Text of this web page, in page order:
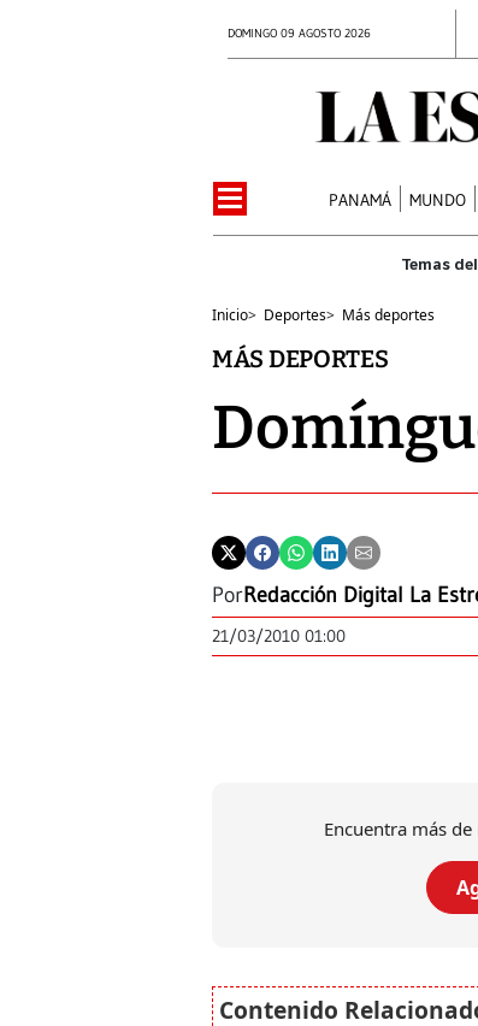
DOMINGO 09 AGOSTO 2026
PANAMÁ MUNDO
Inicio> Deportes> Más deportes
MÁS DEPORTES
PorRedacción Digital La
21/03/2010 01:00
Encuentra más